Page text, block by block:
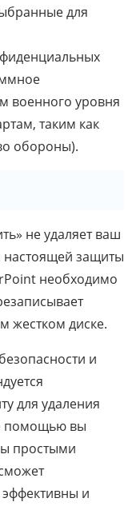
для
военного уровня
таким как
обороны).
не удаляет ваш
настоящей защиты
необходимо
жестком диске.
и
для удаления
помощью вы
простыми
и